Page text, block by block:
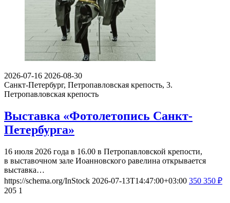
2026-07-16 2026-08-30
Санкт-Петербург, Петропавловская крепость, 3.
Петропавловская крепость
Выставка «Фотолетопись Санкт-
Петербурга»
16 июля 2026 года в 16.00 в Петропавловской крепости,
в выставочном зале Иоанновского равелина открывается
выставка…
https://schema.org/InStock 2026-07-13T14:47:00+03:00 350 350 ₽
205 1